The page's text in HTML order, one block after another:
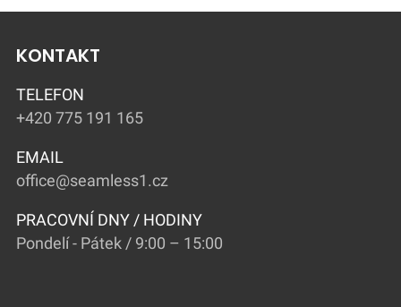
KONTAKT
TELEFON
+420 775 191 165
EMAIL
office@seamless1.cz
PRACOVNÍ DNY / HODINY
Pondelí - Pátek / 9:00 – 15:00